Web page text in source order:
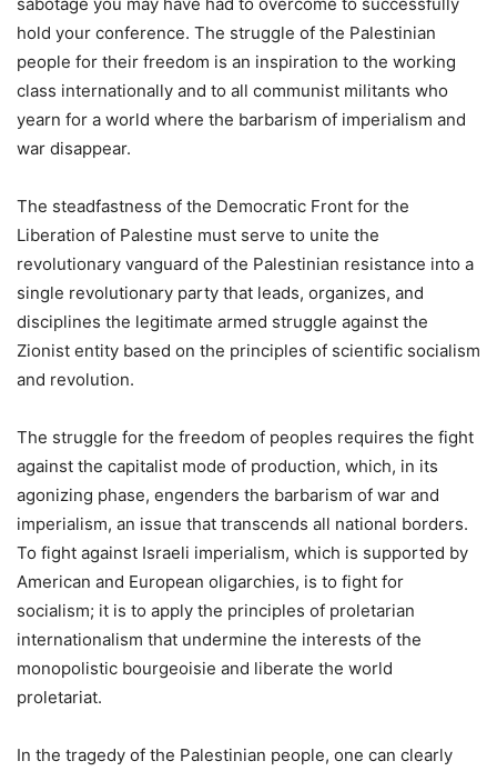
hold your conference. The struggle of the Palestinian
people for their freedom is an inspiration to the working
class internationally and to all communist militants who
yearn for a world where the barbarism of imperialism and
war disappear.
The steadfastness of the Democratic Front for the
Liberation of Palestine must serve to unite the
revolutionary vanguard of the Palestinian resistance into a
single revolutionary party that leads, organizes, and
disciplines the legitimate armed struggle against the
Zionist entity based on the principles of scientific socialism
and revolution.
The struggle for the freedom of peoples requires the fight
against the capitalist mode of production, which, in its
agonizing phase, engenders the barbarism of war and
imperialism, an issue that transcends all national borders.
To fight against Israeli imperialism, which is supported by
American and European oligarchies, is to fight for
socialism; it is to apply the principles of proletarian
internationalism that undermine the interests of the
monopolistic bourgeoisie and liberate the world
proletariat.
In the tragedy of the Palestinian people, one can clearly